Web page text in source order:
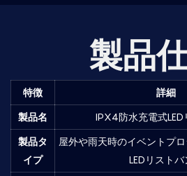
製品
特徴 詳細
製品名 IPX4防水充電式LED
製品タ
イプ
屋外や雨天時のイベントプ
LEDリストバ